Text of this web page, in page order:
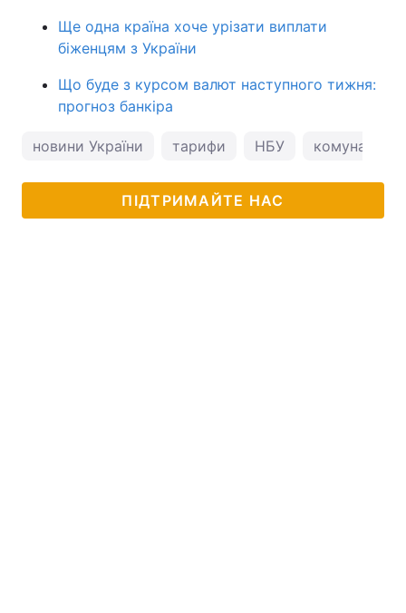
Ще одна країна хоче урізати виплати
біженцям з України
Що буде з курсом валют наступного тижня:
прогноз банкіра
новини України тарифи НБУ комунальні
ПІДТРИМАЙТЕ НАС